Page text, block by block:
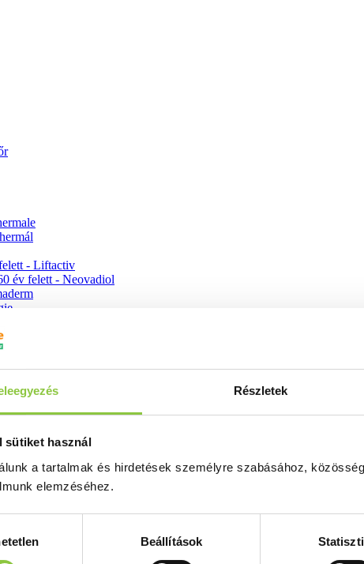
Részletek
sütiket használ
a tartalmak és hirdetések személyre szabásához,
elemzéséhez.
Beállítások
- Liftactiv
év felett - Neovadiol